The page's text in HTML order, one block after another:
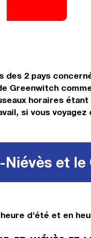
2 pays
Greenwitch
horaires
si vous voyagez
et le
d'été et en